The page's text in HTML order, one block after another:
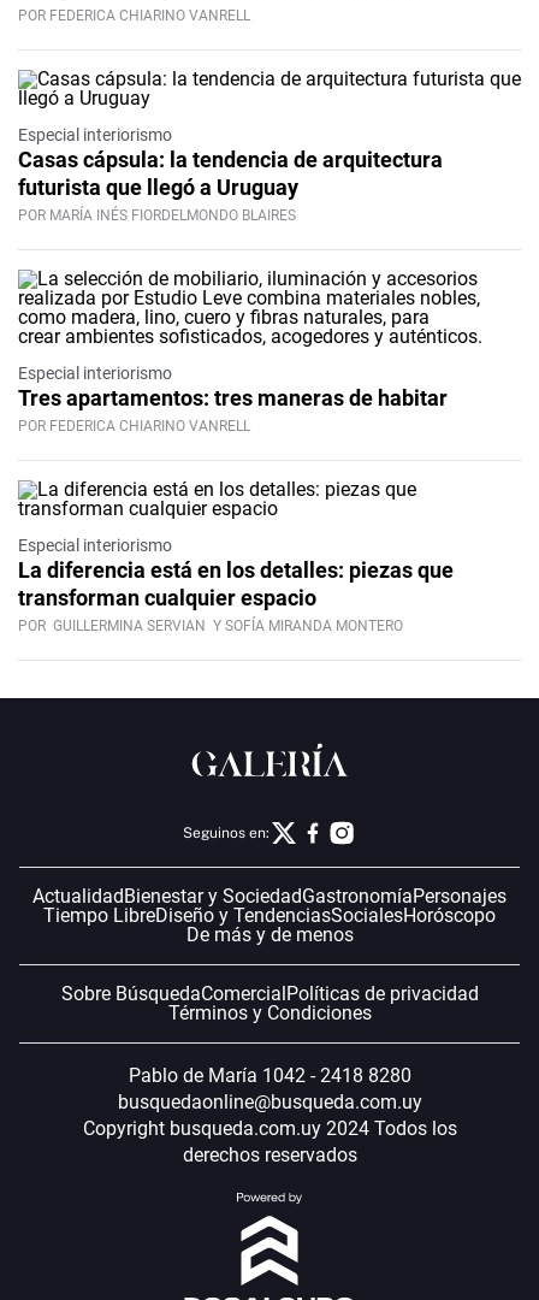
POR FEDERICA CHIARINO VANRELL
Especial interiorismo
Casas cápsula: la tendencia de arquitectura
futurista que llegó a Uruguay
POR MARÍA INÉS FIORDELMONDO BLAIRES
Especial interiorismo
Tres apartamentos: tres maneras de habitar
POR FEDERICA CHIARINO VANRELL
Especial interiorismo
La diferencia está en los detalles: piezas que
transforman cualquier espacio
POR GUILLERMINA SERVIAN Y SOFÍA MIRANDA MONTERO
Seguinos en:
Actualidad Bienestar y SociedadGastronomíaPersonajes
Tiempo LibreDiseño y TendenciasSocialesHoróscopo
De más y de menos
Sobre BúsquedaComercial Políticas de privacidad
Términos y Condiciones
Pablo de María 1042 - 2418 8280
busquedaonline@busqueda.com.uy
Copyright busqueda.com.uy 2024 Todos los
derechos reservados